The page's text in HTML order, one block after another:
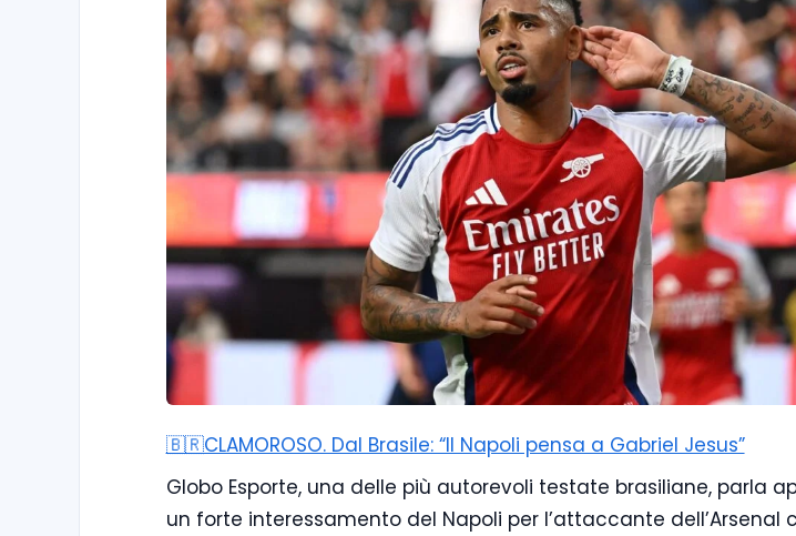
🇧🇷CLAMOROSO. Dal Brasile: “Il Napoli pensa a Gabriel Jesus”
Globo Esporte, una delle più autorevoli testate brasiliane, parla
un forte interessamento del Napoli per l’attaccante dell’Arsenal